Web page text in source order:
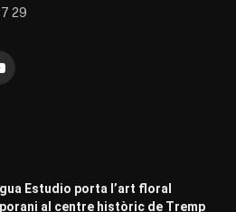
29
Estudio porta l’art floral
al centre històric de Tremp